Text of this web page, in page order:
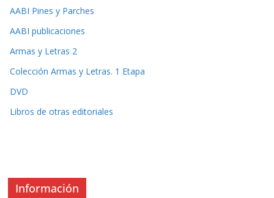
AABI Pines y Parches
AABI publicaciones
Armas y Letras 2
Colección Armas y Letras. 1 Etapa
DVD
Libros de otras editoriales
Información